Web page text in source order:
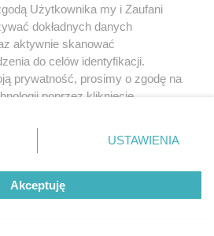
Użytkownika my i Zaufani
dokładnych danych
aktywnie skanować
do celów identyfikacji.
prywatność, prosimy o zgodę na
poprzez kliknięcie
przycisk ustawień prywatności
dolnym rogu strony
nie wymagają zgody
prawo sprzeciwić się takiemu
będą miały zastosowanie tylko
USTAWIENIA
Akceptuję